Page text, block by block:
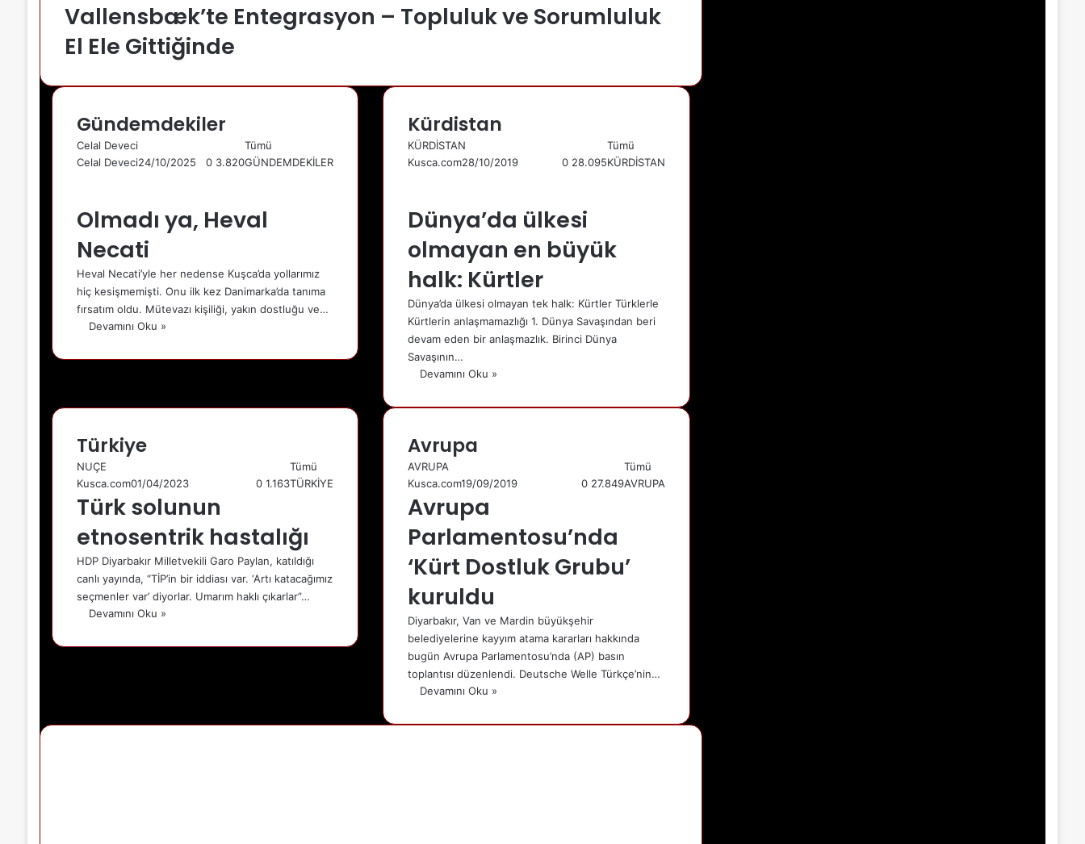
Vallensbæk’te Entegrasyon – Topluluk ve Sorumluluk
El Ele Gittiğinde
Gündemdekiler
Tümü
GÜNDEMDEKİLER
sayfa
Celal Deveci
Celal Deveci24/10/2025 0 3.820
Olmadı ya, Heval
Necati
Heval Necati’yle her nedense Kuşca’da yollarımız
hiç kesişmemişti. Onu ilk kez Danimarka’da tanıma
fırsatım oldu. Mütevazı kişiliği, yakın dostluğu ve…
Devamını Oku »
Kürdistan
Tümü
KÜRDİSTAN
KÜRDİSTAN
Kusca.com28/10/2019 028.095
Dünya’da ülkesi
olmayan en büyük
halk: Kürtler
Dünya’da ülkesi olmayan tek halk: Kürtler Türklerle
Kürtlerin anlaşmamazlığı 1. Dünya Savaşından beri
devam eden bir anlaşmazlık. Birinci Dünya
Savaşının…
Devamını Oku »
Türkiye
Tümü
TÜRKİYE
NUÇE
Kusca.com01/04/2023 0 1.163
Türk solunun
etnosentrik hastalığı
HDP Diyarbakır Milletvekili Garo Paylan, katıldığı
canlı yayında, “TİP’in bir iddiası var. ‘Artı katacağımız
seçmenler var’ diyorlar. Umarım haklı çıkarlar”…
Devamını Oku »
Avrupa
Tümü
AVRUPA
AVRUPA
Kusca.com19/09/2019 027.849
Avrupa
Parlamentosu’nda
‘Kürt Dostluk Grubu’
kuruldu
Diyarbakır, Van ve Mardin büyükşehir
belediyelerine kayyım atama kararları hakkında
bugün Avrupa Parlamentosu’nda (AP) basın
toplantısı düzenlendi. Deutsche Welle Türkçe’nin…
Devamını Oku »